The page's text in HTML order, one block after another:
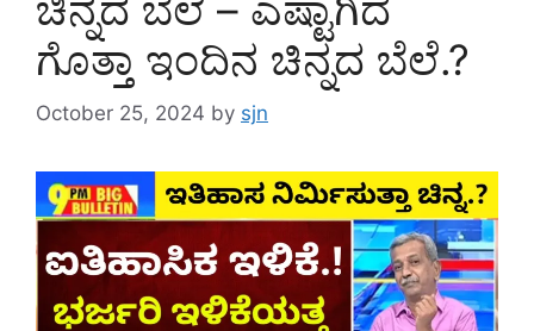
ಚಿನ್ನದ ಬೆಲೆ – ಎಷ್ಟಾಗಿದೆ
ಗೊತ್ತಾ ಇಂದಿನ ಚಿನ್ನದ ಬೆಲೆ.?
October 25, 2024 by sjn